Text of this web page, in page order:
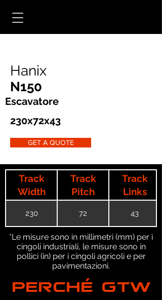
Hanix
N150
Escavatore
230x72x43
GET A QUOTE
Track
Width
Track
Pitch
Track
Links
230 72 43
*Le misure sono in millimetri (mm) per i
cingoli industriali, le misure sono in
pollici (in) per i cingoli agricoli e per
pavimentazioni.
PERCHÉ GTW